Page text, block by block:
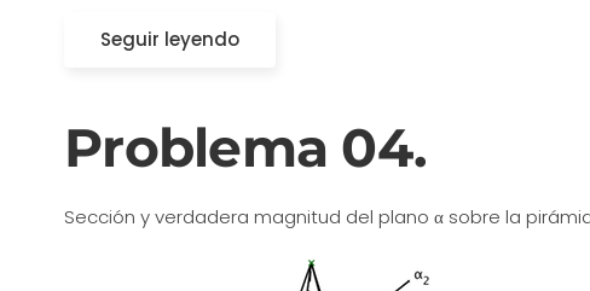
Seguir leyendo
Problema 04.
Sección y verdadera magnitud del plano α sobre la